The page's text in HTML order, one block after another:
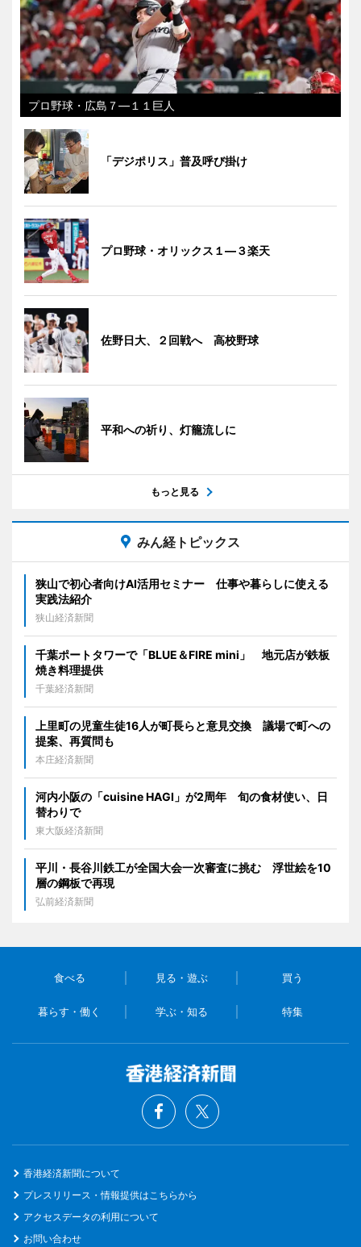
プロ野球・広島７―１１巨人
「デジポリス」普及呼び掛け
プロ野球・オリックス１―３楽天
佐野日大、２回戦へ 高校野球
平和への祈り、灯籠流しに
もっと見る
みん経トピックス
狭山で初心者向けAI活用セミナー 仕事や暮らしに使える
実践法紹介
狭山経済新聞
千葉ポートタワーで「BLUE＆FIRE mini」 地元店が鉄板
焼き料理提供
千葉経済新聞
上里町の児童生徒16人が町長らと意見交換 議場で町への
提案、再質問も
本庄経済新聞
河内小阪の「cuisine HAGI」が2周年 旬の食材使い、日
替わりで
東大阪経済新聞
平川・長谷川鉄工が全国大会一次審査に挑む 浮世絵を10
層の鋼板で再現
弘前経済新聞
食べる 見る・遊ぶ 買う
暮らす・働く 学ぶ・知る 特集
香港経済新聞について
プレスリリース・情報提供はこちらから
アクセスデータの利用について
お問い合わせ